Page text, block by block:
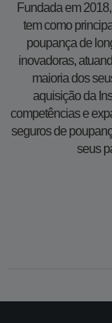
Fundada em
tem como
poupança de
inovadoras,
maioria dos
aquisição da
competências e
seguros de
seus